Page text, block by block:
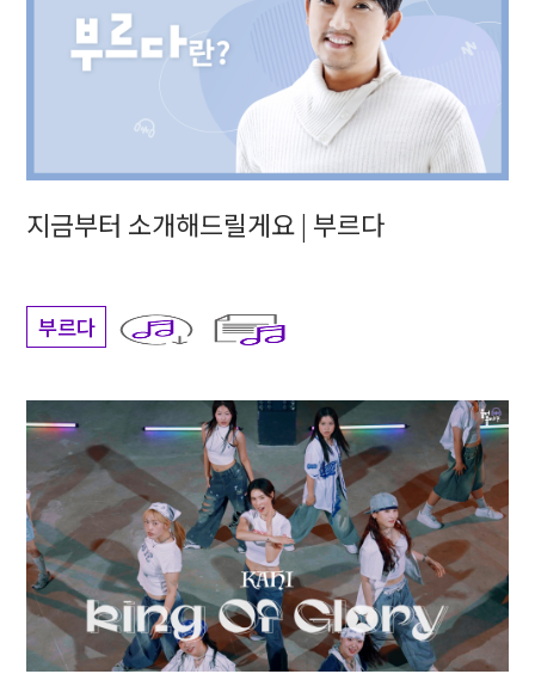
지금부터 소개해드릴게요 | 부르다
부르다